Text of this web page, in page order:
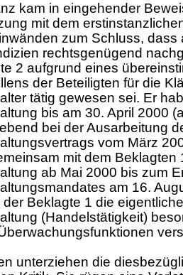
kam in eingehender
mit dem
zum Schluss, dass
rechtsgenügend
2 aufgrund eines
der Beteiligten für die
tätig gewesen sei. Er
bis am 30. April 2000
bei der Ausarbeitung
vom März
mit dem Beklagten
ab Mai 2000 bis zum
am 16.
Beklagte 1 die eigentliche
(Handelstätigkeit)
unterziehen die